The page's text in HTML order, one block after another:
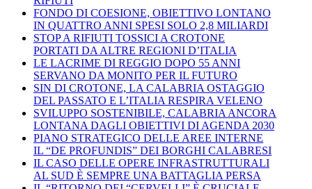
FONDO DI COESIONE, OBIETTIVO LONTANO
IN QUATTRO ANNI SPESI SOLO 2,8 MILIARDI
STOP A RIFIUTI TOSSICI A CROTONE
PORTATI DA ALTRE REGIONI D’ITALIA
LE LACRIME DI REGGIO DOPO 55 ANNI
SERVANO DA MONITO PER IL FUTURO
SIN DI CROTONE, LA CALABRIA OSTAGGIO
DEL PASSATO E L’ITALIA RESPIRA VELENO
SVILUPPO SOSTENIBILE, CALABRIA ANCORA
LONTANA DAGLI OBIETTIVI DI AGENDA 2030
PIANO STRATEGICO DELLE AREE INTERNE
IL “DE PROFUNDIS” DEI BORGHI CALABRESI
IL CASO DELLE OPERE INFRASTRUTTURALI
AL SUD È SEMPRE UNA BATTAGLIA PERSA